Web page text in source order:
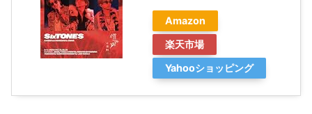
Amazon
楽天市場
Yahooショッピング